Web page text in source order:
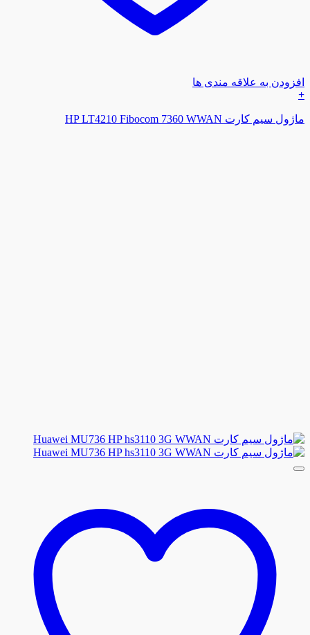
افزودن به علاقه مندی ها
+
ماژول سیم کارت HP LT4210 Fibocom 7360 WWAN